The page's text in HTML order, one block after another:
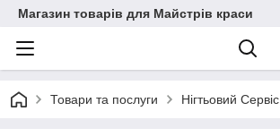
Магазин товарів для Майстрів краси
Товари та послуги Нігтьовий Сервіс